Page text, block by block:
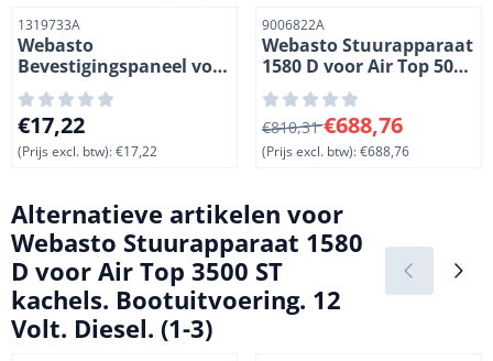
Artikelnummer
1319733A
Webasto
Bevestigingspaneel voor
draaischakelaar van Air
Top kachels. (3-2)
Prijs: 17,22, exclusief btw: 17,22
€17,22
(Prijs excl. btw):€17,22
Artikelnummer
9006822A
Webasto Stuurapparaat
1580 D voor Air Top 5000
ST kachels. 12 Volt.
Diesel. (1-3)
Van 810,31 voor 688,76,
€810,31€688,76
(Prijs excl. btw):€688,76
Alternatieve artikelen voor
Webasto Stuurapparaat 1580
D voor Air Top 3500 ST
kachels. Bootuitvoering. 12
Volt. Diesel. (1-3)